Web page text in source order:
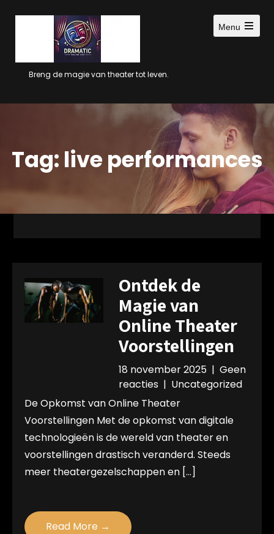
Breng de magie van theater tot leven.
Menu
Open
Tag: live performances
Ontdek de
Magie van
Online Theater
Voorstellingen
18 november 2025 | Geen
reacties | Uncategorized
De Opkomst van Online Theater
Voorstellingen Met de opkomst van digitale
technologieën is de wereld van theater en
voorstellingen drastisch veranderd. Steeds
meer theatergezelschappen en […]
Read More →